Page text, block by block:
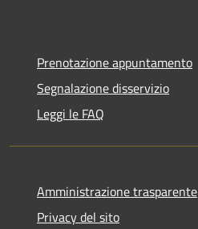
Prenotazione appuntamento
Segnalazione disservizio
Leggi le FAQ
Amministrazione trasparente
Privacy del sito